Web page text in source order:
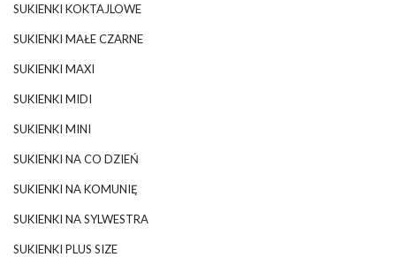
SUKIENKI KOKTAJLOWE
SUKIENKI MAŁE CZARNE
SUKIENKI MAXI
SUKIENKI MIDI
SUKIENKI MINI
SUKIENKI NA CO DZIEŃ
SUKIENKI NA KOMUNIĘ
SUKIENKI NA SYLWESTRA
SUKIENKI PLUS SIZE